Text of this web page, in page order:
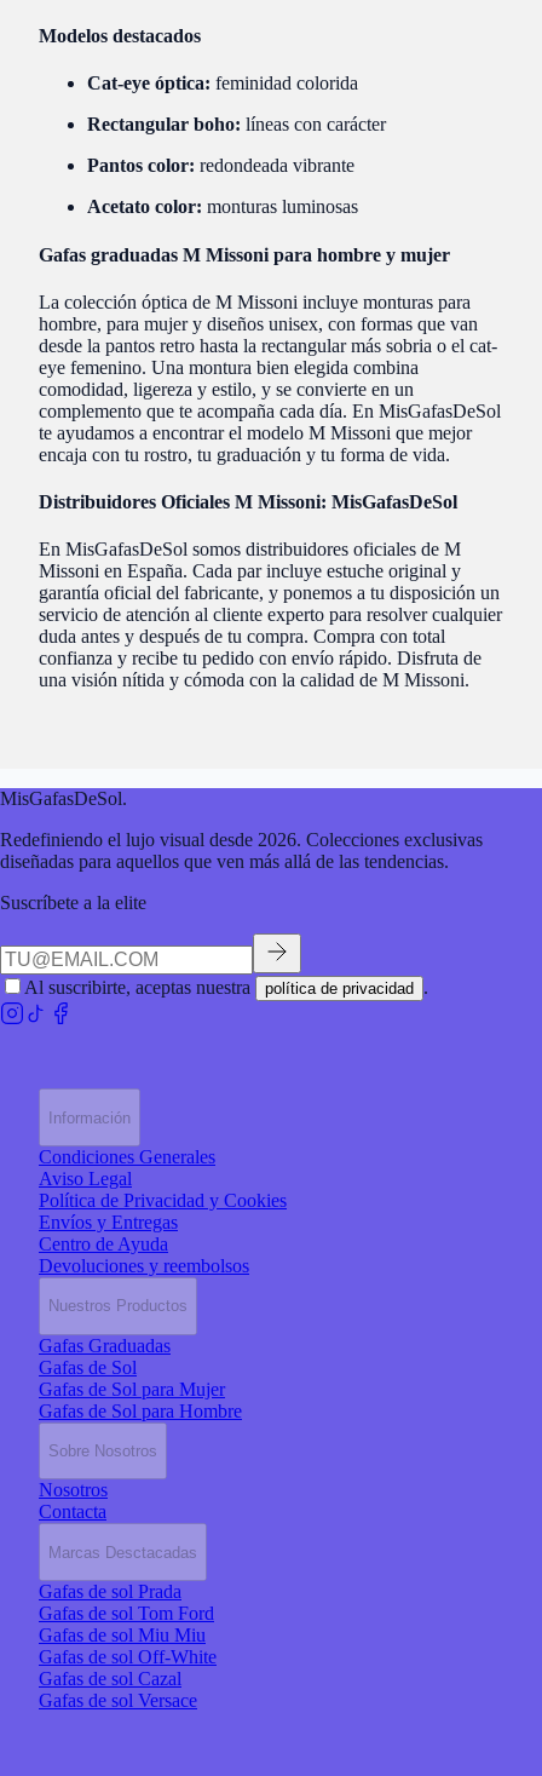
Modelos destacados
Cat-eye óptica: feminidad colorida
Rectangular boho: líneas con carácter
Pantos color: redondeada vibrante
Acetato color: monturas luminosas
Gafas graduadas M Missoni para hombre y mujer
La colección óptica de M Missoni incluye monturas para
hombre, para mujer y diseños unisex, con formas que van
desde la pantos retro hasta la rectangular más sobria o el cat-
eye femenino. Una montura bien elegida combina
comodidad, ligereza y estilo, y se convierte en un
complemento que te acompaña cada día. En MisGafasDeSol
te ayudamos a encontrar el modelo M Missoni que mejor
encaja con tu rostro, tu graduación y tu forma de vida.
Distribuidores Oficiales M Missoni: MisGafasDeSol
En MisGafasDeSol somos distribuidores oficiales de M
Missoni en España. Cada par incluye estuche original y
garantía oficial del fabricante, y ponemos a tu disposición un
servicio de atención al cliente experto para resolver cualquier
duda antes y después de tu compra. Compra con total
confianza y recibe tu pedido con envío rápido. Disfruta de
una visión nítida y cómoda con la calidad de M Missoni.
MisGafasDeSol.
Redefiniendo el lujo visual desde 2026. Colecciones exclusivas
diseñadas para aquellos que ven más allá de las tendencias.
Suscríbete a la elite
Al suscribirte, aceptas nuestra política de privacidad .
Información
Condiciones Generales
Aviso Legal
Política de Privacidad y Cookies
Envíos y Entregas
Centro de Ayuda
Devoluciones y reembolsos
Nuestros Productos
Gafas Graduadas
Gafas de Sol
Gafas de Sol para Mujer
Gafas de Sol para Hombre
Sobre Nosotros
Nosotros
Contacta
Marcas Desctacadas
Gafas de sol Prada
Gafas de sol Tom Ford
Gafas de sol Miu Miu
Gafas de sol Off-White
Gafas de sol Cazal
Gafas de sol Versace